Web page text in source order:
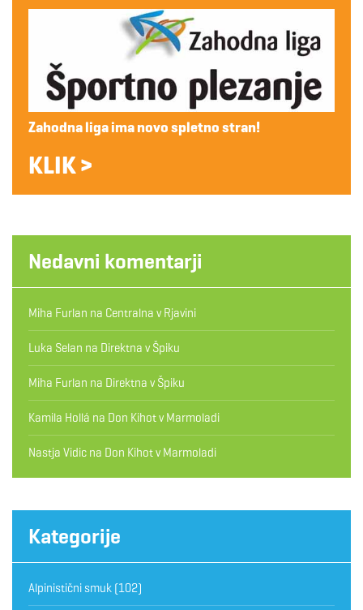
Zahodna liga ima novo spletno stran!
KLIK >
Nedavni komentarji
Miha Furlan na Centralna v Rjavini
Luka Selan na Direktna v Špiku
Miha Furlan na Direktna v Špiku
Kamila Hollá na Don Kihot v Marmoladi
Nastja Vidic na Don Kihot v Marmoladi
Kategorije
Alpinistični smuk (102)